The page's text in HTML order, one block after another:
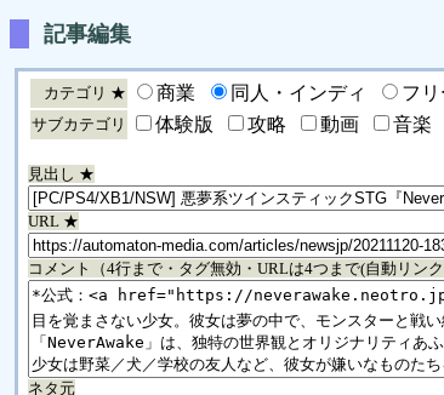
記事編集
カテゴリ ★ 商業 同人・インディ フリ
サブカテゴリ 体験版 攻略 動画 音楽
見出し ★
URL ★
コメント（4行まで・タグ無効・URLは4つまで(自動リン
ネタ元